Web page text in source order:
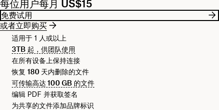
每位用户每月 US$15
免费试用
或者立即购买
适用于 1 人或以上
3TB 起，供团队使用
在所有设备上保持连接
恢复 180 天内删除的文件
可传输高达100 GB 的文件
编辑 PDF 并获取签名
为共享的文件添加品牌标识